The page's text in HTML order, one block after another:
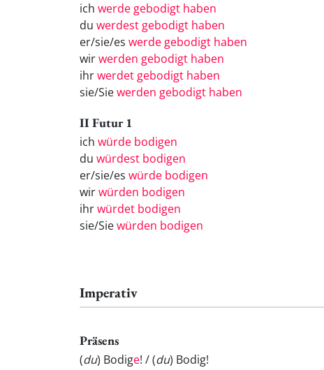
ich werde gebodigt haben
du werdest gebodigt haben
er/sie/es werde gebodigt haben
wirwerden gebodigt haben
ihrwerdet gebodigt haben
sie/Siewerden gebodigt haben
II Futur 1
ich würde bodigen
du würdest bodigen
er/sie/es würde bodigen
wirwürden bodigen
ihrwürdet bodigen
sie/Siewürden bodigen
Imperativ
Präsens
(du) Bodige! / (du) Bodig!